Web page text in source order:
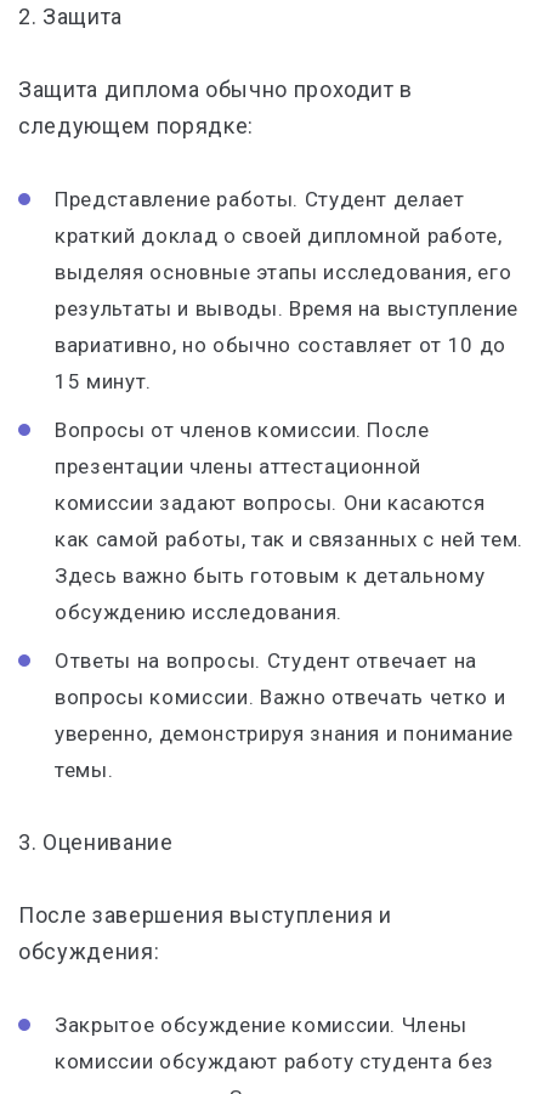
2. Защита
Защита диплома обычно проходит в
следующем порядке:
Представление работы. Студент делает
краткий доклад о своей дипломной работе,
выделяя основные этапы исследования, его
результаты и выводы. Время на выступление
вариативно, но обычно составляет от 10 до
15 минут.
Вопросы от членов комиссии. После
презентации члены аттестационной
комиссии задают вопросы. Они касаются
как самой работы, так и связанных с ней тем.
Здесь важно быть готовым к детальному
обсуждению исследования.
Ответы на вопросы. Студент отвечает на
вопросы комиссии. Важно отвечать четко и
уверенно, демонстрируя знания и понимание
темы.
3. Оценивание
После завершения выступления и
обсуждения:
Закрытое обсуждение комиссии. Члены
комиссии обсуждают работу студента без